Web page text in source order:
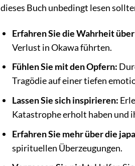
dieses Buch unbedingt lesen
Erfahren Sie die Wahrheit
Verlust in Okawa führten.
Fühlen Sie mit den Opfern:
Tragödie auf einer tiefen
Lassen Sie sich inspirieren:
Katastrophe erholt haben und
Erfahren Sie mehr über die
spirituellen Überzeugungen.